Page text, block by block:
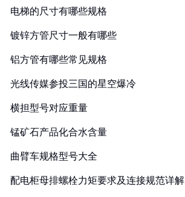
电梯的尺寸有哪些规格
镀锌方管尺寸一般有哪些
铝方管有哪些常见规格
光线传媒参投三国的星空爆冷
横担型号对应重量
锰矿石产品化合水含量
曲臂车规格型号大全
配电柜母排螺栓力矩要求及连接规范详解